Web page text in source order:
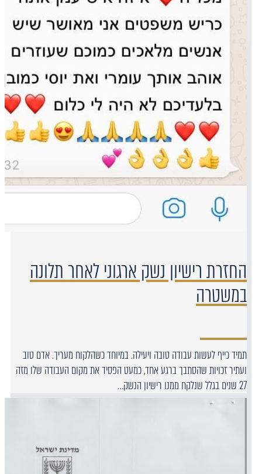
החזרת רישיון נשק ארגוני לאחר תלונה
במשטרה
תמיד כייף לעשות עבודה טובה ויעילה. במיוחד כשהלקוח מעריך. אדם טוב
ועתיר זכויות שהסתבך ברגע אחד, כמעט הפסיד את מקום העבודה שלו מזה
27 שנים בגלל שנלקח ממנו רישיון הנשק…